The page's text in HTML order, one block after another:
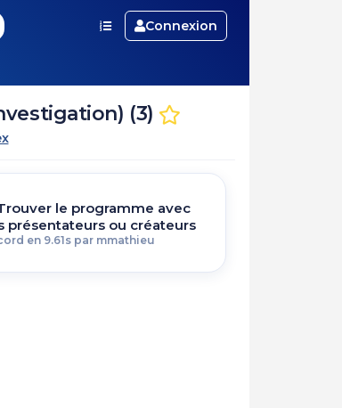
Connexion
(3)
le programme avec
présentateurs ou créateurs
en 9.61s par mmathieu